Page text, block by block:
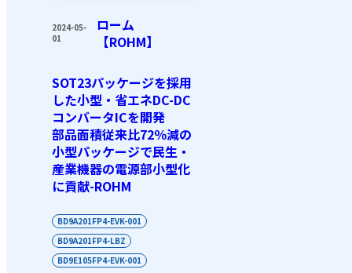
2024-05-
01
ローム
【ROHM】
SOT23パッケージを採用
した小型・省エネDC-DC
コンバータICを開発
部品面積従来比72％減の
小型パッケージで民生・
産業機器の電源部小型化
に貢献-ROHM
BD9A201FP4-EVK-001
BD9A201FP4-LBZ
BD9E105FP4-EVK-001